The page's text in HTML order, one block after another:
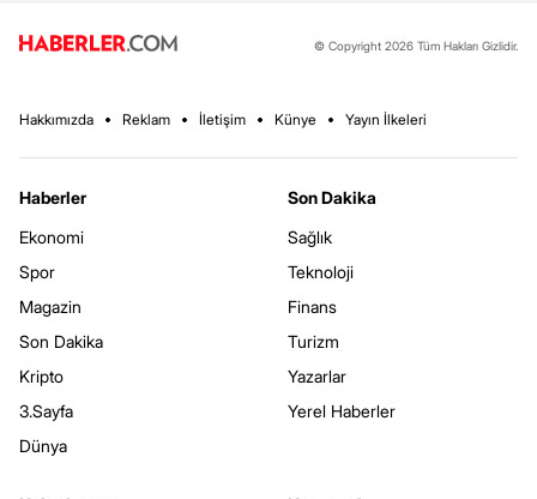
© Copyright 2026 Tüm Hakları Gizlidir.
Hakkımızda Reklam İletişim Künye Yayın İlkeleri
Haberler
Ekonomi
Spor
Magazin
Son Dakika
Kripto
3.Sayfa
Dünya
Son Dakika
Sağlık
Teknoloji
Finans
Turizm
Yazarlar
Yerel Haberler